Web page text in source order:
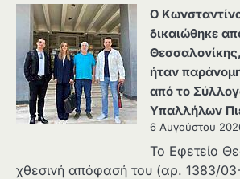
Ο
δικαιώθηκε
ήταν
από το
Υπαλλήλων
6 Αυγούστου
Το Εφετείο
χθεσινή απόφασή του (αρ. 1383/